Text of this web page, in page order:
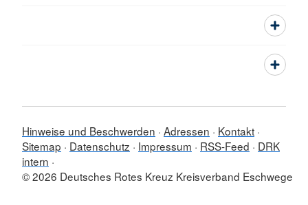
Hinweise und Beschwerden Adressen
Kontakt
Sitemap
Datenschutz Impressum RSS-Feed
DRK
intern
© 2026 Deutsches Rotes Kreuz Kreisverband Eschwege